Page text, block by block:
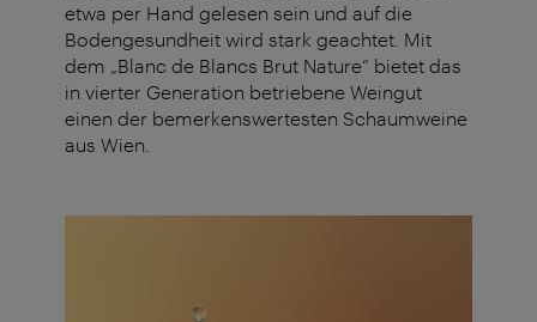
etwa per Hand gelesen sein und auf die
Bodengesundheit wird stark geachtet. Mit
dem „Blanc de Blancs Brut Nature“ bietet das
in vierter Generation betriebene Weingut
einen der bemerkenswertesten Schaumweine
aus Wien.